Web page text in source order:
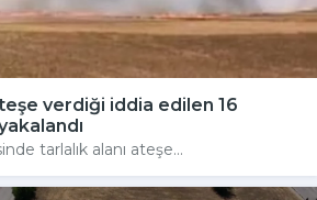
verdiği iddia edilen 16
tarlalık alanı ateşe...